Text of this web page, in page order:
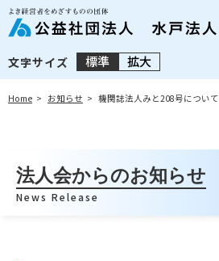
文字サイズ 標準 拡大
Home お知らせ 機関誌法人みと208号について
法人会からのお知らせ
News Release